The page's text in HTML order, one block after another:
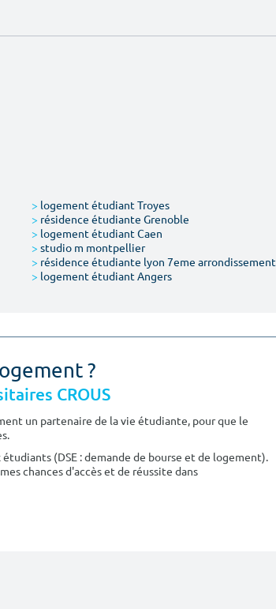
> logement étudiant Troyes
> résidence étudiante Grenoble
> logement étudiant Caen
> studio m montpellier
> résidence étudiante lyon 7eme arrondissement
> logement étudiant Angers
?
CROUS
un partenaire de la vie étudiante, pour que le
(DSE : demande de bourse et de logement).
chances d'accès et de réussite dans